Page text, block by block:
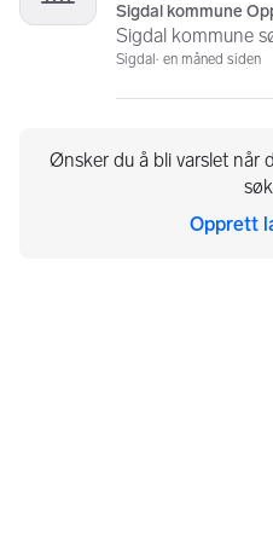
Sigdal kommune
Sigdal kommune
Sigdal en måned siden
Ønsker du å bli varslet når
Opprett